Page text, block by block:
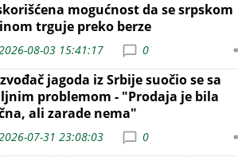
mogućnost da se srpskom
trguje preko berze
08-03 15:41:17 0
jagoda iz Srbije suočio se sa
problemom - "Prodaja je bila
ali zarade nema"
07-31 23:08:03 0